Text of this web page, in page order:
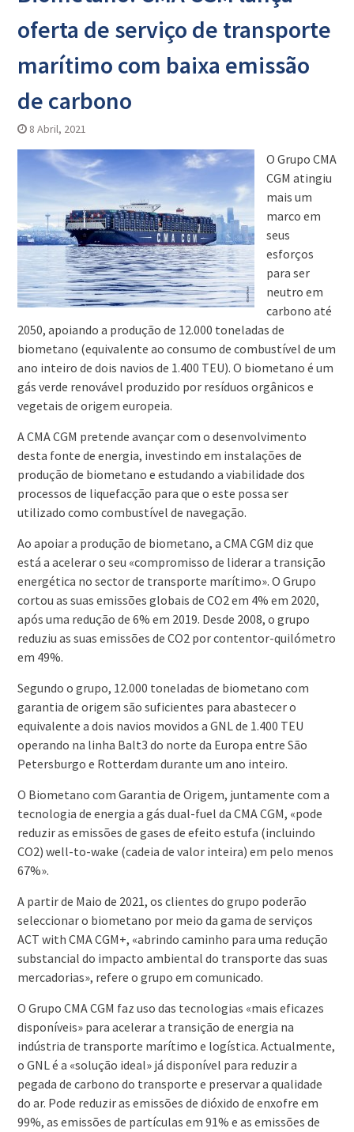
oferta de serviço de transporte
marítimo com baixa emissão
de carbono
8 Abril, 2021
O Grupo CMA
CGM atingiu
mais um
marco em
seus
esforços
para ser
neutro em
carbono até
2050, apoiando a produção de 12.000 toneladas de
biometano (equivalente ao consumo de combustível de um
ano inteiro de dois navios de 1.400 TEU). O biometano é um
gás verde renovável produzido por resíduos orgânicos e
vegetais de origem europeia.
A CMA CGM pretende avançar com o desenvolvimento
desta fonte de energia, investindo em instalações de
produção de biometano e estudando a viabilidade dos
processos de liquefacção para que o este possa ser
utilizado como combustível de navegação.
Ao apoiar a produção de biometano, a CMA CGM diz que
está a acelerar o seu «compromisso de liderar a transição
energética no sector de transporte marítimo». O Grupo
cortou as suas emissões globais de CO2 em 4% em 2020,
após uma redução de 6% em 2019. Desde 2008, o grupo
reduziu as suas emissões de CO2 por contentor-quilómetro
em 49%.
Segundo o grupo, 12.000 toneladas de biometano com
garantia de origem são suficientes para abastecer o
equivalente a dois navios movidos a GNL de 1.400 TEU
operando na linha Balt3 do norte da Europa entre São
Petersburgo e Rotterdam durante um ano inteiro.
O Biometano com Garantia de Origem, juntamente com a
tecnologia de energia a gás dual-fuel da CMA CGM, «pode
reduzir as emissões de gases de efeito estufa (incluindo
CO2) well-to-wake (cadeia de valor inteira) em pelo menos
67%».
A partir de Maio de 2021, os clientes do grupo poderão
seleccionar o biometano por meio da gama de serviços
ACT with CMA CGM+, «abrindo caminho para uma redução
substancial do impacto ambiental do transporte das suas
mercadorias», refere o grupo em comunicado.
O Grupo CMA CGM faz uso das tecnologias «mais eficazes
disponíveis» para acelerar a transição de energia na
indústria de transporte marítimo e logística. Actualmente,
o GNL é a «solução ideal» já disponível para reduzir a
pegada de carbono do transporte e preservar a qualidade
do ar. Pode reduzir as emissões de dióxido de enxofre em
99%, as emissões de partículas em 91% e as emissões de